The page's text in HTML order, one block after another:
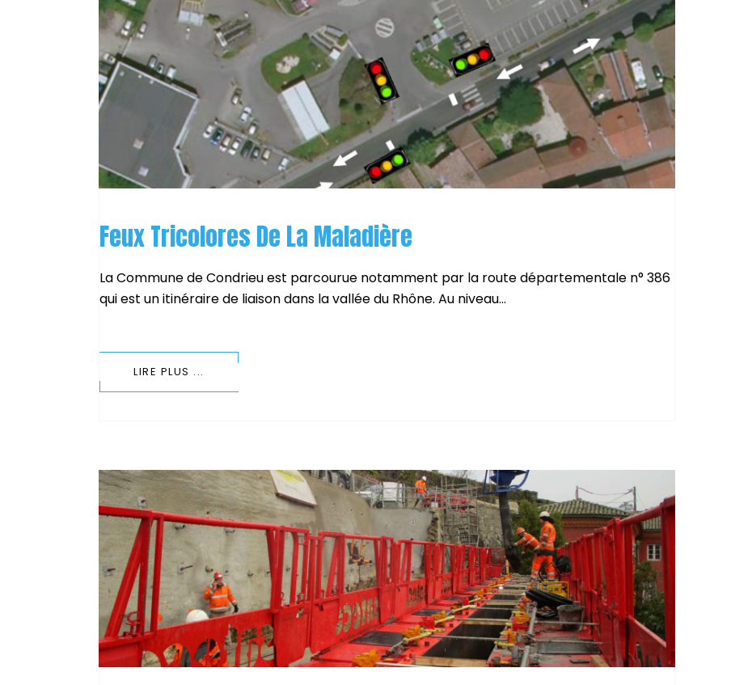
Feux Tricolores De La Maladière
La Commune de Condrieu est parcourue notamment par la route départementale n° 386
qui est un itinéraire de liaison dans la vallée du Rhône. Au niveau...
LIRE PLUS ...